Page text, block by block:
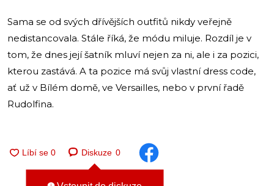
Sama se od svých dřívějších outfitů nikdy veřejně
nedistancovala. Stále říká, že módu miluje. Rozdíl je v
tom, že dnes její šatník mluví nejen za ni, ale i za pozici,
kterou zastává. A ta pozice má svůj vlastní dress code,
ať už v Bílém domě, ve Versailles, nebo v první řadě
Rudolfina.
Diskuze 0